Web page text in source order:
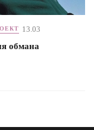
13.03
обмана